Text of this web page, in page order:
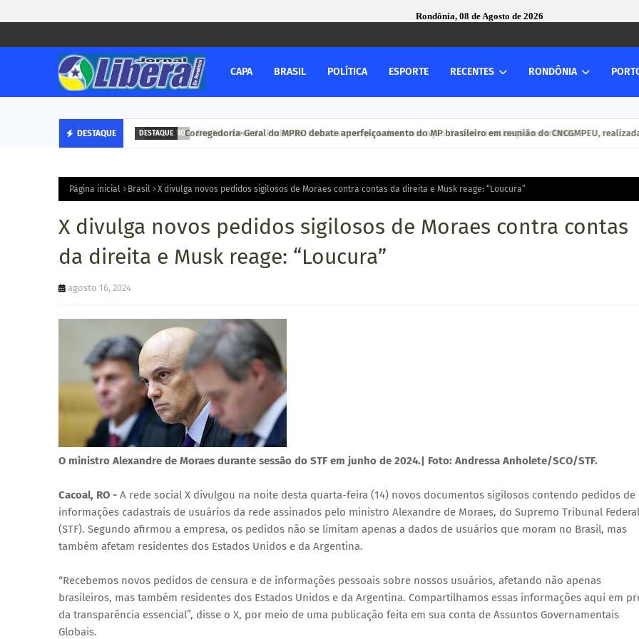
Rondônia, 08 de Agosto de 2026
CAPA BRASIL POLÍTICA ESPORTE RECENTES RONDÔNIA
DESTAQUE DESTAQUE Corregedoria-Geral do MPRO debate aperfeiçoamento do MP brasileiro em reunião do CNCGMPEU,
Página inicial Brasil X divulga novos pedidos sigilosos de Moraes contra contas da direita e Musk reage: “Loucura”
X divulga novos pedidos sigilosos de Moraes contra contas
da direita e Musk reage: “Loucura”
agosto 16, 2024
O ministro Alexandre de Moraes durante sessão do STF em junho de 2024.| Foto: Andressa Anholete/SCO/STF.
Cacoal, RO - A rede social X divulgou na noite desta quarta-feira (14) novos documentos sigilosos contendo pedidos de
informações cadastrais de usuários da rede assinados pelo ministro Alexandre de Moraes, do Supremo Tribunal Federal
(STF). Segundo afirmou a empresa, os pedidos não se limitam apenas a dados de usuários que moram no Brasil, mas
também afetam residentes dos Estados Unidos e da Argentina.
“Recebemos novos pedidos de censura e de informações pessoais sobre nossos usuários, afetando não apenas
brasileiros, mas também residentes dos Estados Unidos e da Argentina. Compartilhamos essas informações aqui em
da transparência essencial”, disse o X, por meio de uma publicação feita em sua conta de Assuntos Governamentais
Globais.